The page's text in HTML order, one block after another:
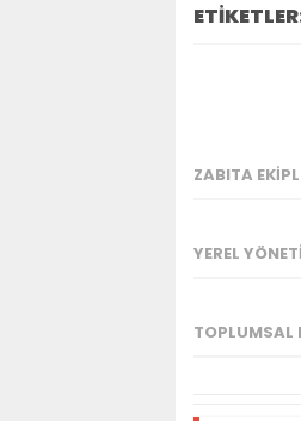
ZABITA
YEREL
TOPLUMSAL